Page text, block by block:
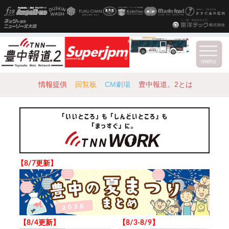
情報提供 回覧板 CM劇場 豊中報道。2とは
【8/7更新】
【8/4更新】 【8/3-8/9】
menu